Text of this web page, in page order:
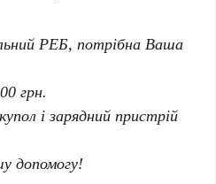
РЕБ, потрібна Ваша
грн.
і зарядний пристрій
допомогу!